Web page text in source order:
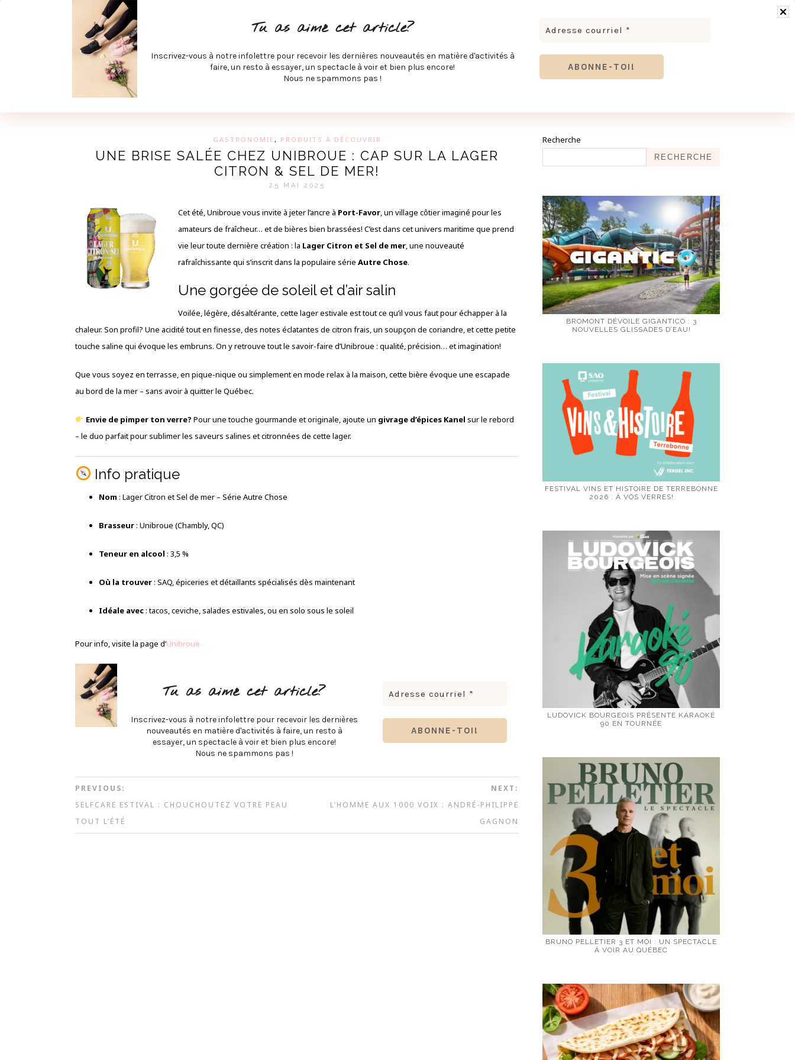
SPÉCIAL RENTRÉE
LECTURE ET FILMS PRODUITS À DÉCOUVRIR
JOINDRE MEVE ET CIE | COLLABORATIONS & MÉDIAS MEVE ET CIE
GASTRONOMIE, PRODUITS À DÉCOUVRIR
UNE BRISE SALÉE CHEZ UNIBROUE : CAP SUR LA LAGER
CITRON & SEL DE MER!
25 MAI 2025
Cet été, Unibroue vous invite à jeter l’ancre à Port-Favor, un village côtier imaginé pour les
amateurs de fraîcheur… et de bières bien brassées! C’est dans cet univers maritime que prend
vie leur toute dernière création : la Lager Citron et Sel de mer, une nouveauté
rafraîchissante qui s’inscrit dans la populaire série Autre Chose.
Une gorgée de soleil et d’air salin
Voilée, légère, désaltérante, cette lager estivale est tout ce qu’il vous faut pour échapper à la
chaleur. Son profil? Une acidité tout en finesse, des notes éclatantes de citron frais, un soupçon de coriandre, et cette petite
touche saline qui évoque les embruns. On y retrouve tout le savoir-faire d’Unibroue : qualité, précision… et imagination!
Que vous soyez en terrasse, en pique-nique ou simplement en mode relax à la maison, cette bière évoque une escapade
au bord de la mer – sans avoir à quitter le Québec.
Envie de pimper ton verre? Pour une touche gourmande et originale, ajoute un givrage d’épices Kanel sur le rebord
– le duo parfait pour sublimer les saveurs salines et citronnées de cette lager.
Info pratique
Nom : Lager Citron et Sel de mer – Série Autre Chose
Brasseur: Unibroue (Chambly, QC)
Teneur en alcool : 3,5 %
Où la trouver: SAQ, épiceries et détaillants spécialisés dès maintenant
Idéale avec: tacos, ceviche, salades estivales, ou en solo sous le soleil
Pour info, visite la page d’Unibroue
Tu as aimé cet article?
Inscrivez-vous à notre infolettre pour recevoir les dernières
nouveautés en matière d'activités à faire, un resto à
essayer, un spectacle à voir et bien plus encore!
Nous ne spammons pas !
Tu as aimé cet article?
Inscrivez-vous à notre infolettre pour recevoir les dernières nouveautés en matière d'activités à
faire, un resto à essayer, un spectacle à voir et bien plus encore!
Nous ne spammons pas !
PREVIOUS:
SELFCARE ESTIVAL : CHOUCHOUTEZ VOTRE PEAU
TOUT L’ÉTÉ
NEXT:
L’HOMME AUX 1000 VOIX : ANDRÉ-PHILIPPE
GAGNON
Recherche
RECHERCHE
BROMONT DÉVOILE GIGANTICO : 3
NOUVELLES GLISSADES D’EAU!
FESTIVAL VINS ET HISTOIRE DE TERREBONNE
2026 : À VOS VERRES!
LUDOVICK BOURGEOIS PRÉSENTE KARAOKÉ
90 EN TOURNÉE
BRUNO PELLETIER 3 ET MOI : UN SPECTACLE
À VOIR AU QUÉBEC